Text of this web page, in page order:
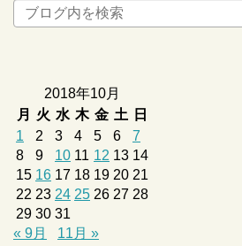
2018年10月
月
火 水 木 金 土
日
1
2 3 4 5 6
7
8
9 10 11 12 13 14
15 16 17 18 19 20 21
22 23 24 25 26 27 28
29 30 31
« 9月
11月 »